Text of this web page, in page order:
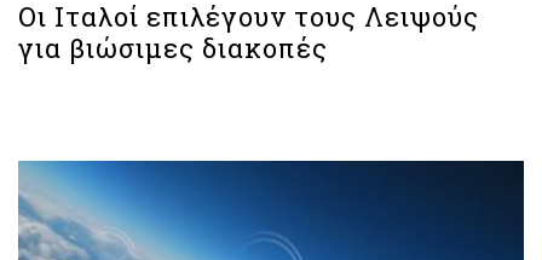
Οι Ιταλοί επιλέγουν τους Λειψούς
για βιώσιμες διακοπές